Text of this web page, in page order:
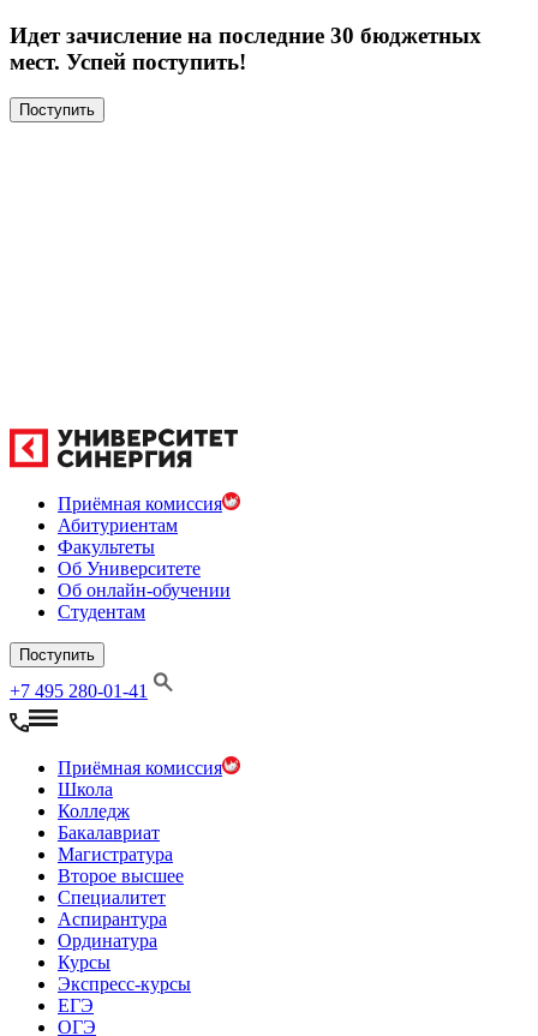
Идет зачисление на последние 30 бюджетных
мест. Успей поступить!
Поступить
Приёмная комиссия
Абитуриентам
Факультеты
Об Университете
Об онлайн-обучении
Студентам
Поступить
+7 495 280-01-41
Приёмная комиссия
Школа
Колледж
Бакалавриат
Магистратура
Второе высшее
Специалитет
Аспирантура
Ординатура
Курсы
Экспресс-курсы
ЕГЭ
ОГЭ